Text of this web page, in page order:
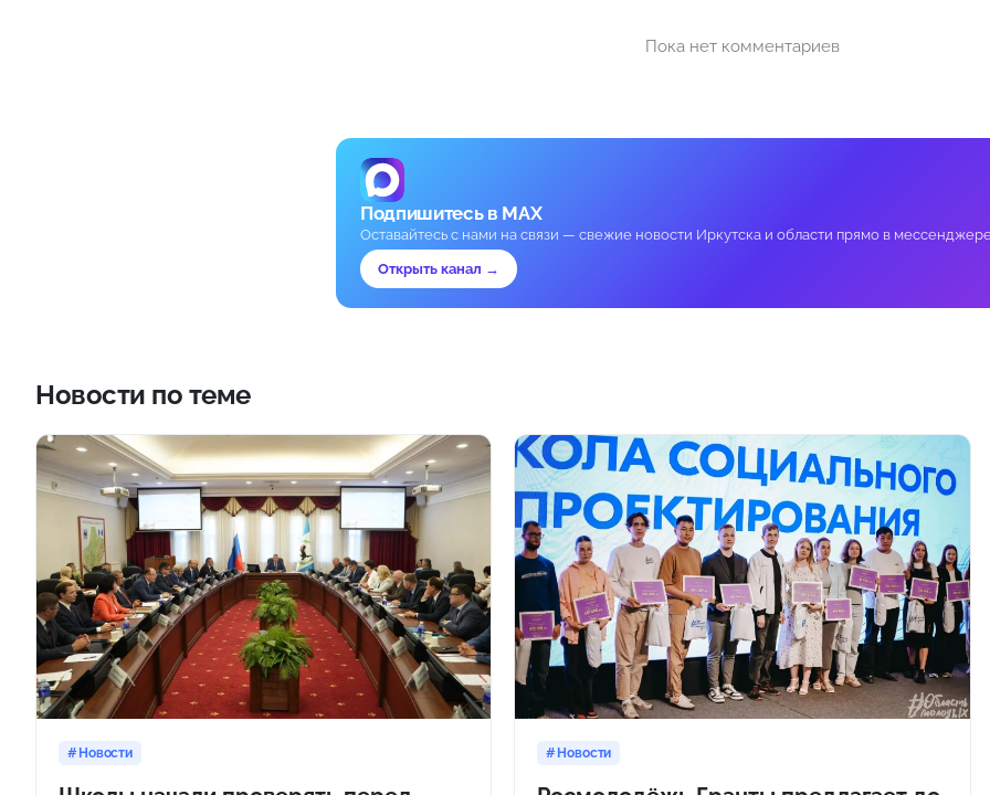
Пока нет комментариев
Подпишитесь в MAX
Оставайтесь с нами на связи — свежие новости Иркутска и области прямо в
Открыть канал →
Новости по теме
Новости Новости